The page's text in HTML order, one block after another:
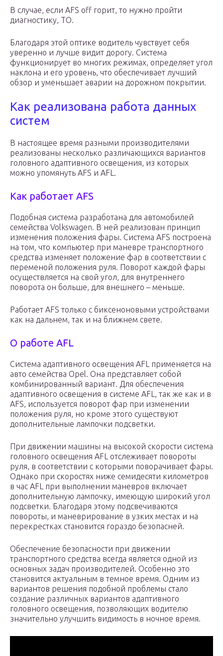
В случае, если АFS off горит, то нужно пройти
диагностику, ТО.
Благодаря этой оптике водитель чувствует себя
уверенно и лучше видит дорогу. Система
функционирует во многих режимах, определяет угол
наклона и его уровень, что обеспечивает лучший
обзор и уменьшает аварии на дорожном покрытии.
Как реализована работа данных
систем
В настоящее время разными производителями
реализованы несколько различающихся вариантов
головного адаптивного освещения, из которых
можно упомянуть AFS и AFL.
Как работает AFS
Подобная система разработана для автомобилей
семейства Volkswagen. В ней реализован принцип
изменения положения фары. Система AFS построена
на том, что компьютер при маневре транспортного
средства изменяет положение фар в соответствии с
переменой положения руля. Поворот каждой фары
осуществляется на свой угол, для внутреннего
поворота он больше, для внешнего – меньше.
Работает AFS только с биксеноновыми устройствами
как на дальнем, так и на ближнем свете.
О работе AFL
Система адаптивного освещения AFL применяется на
авто семейства Opel. Она представляет собой
комбинированный вариант. Для обеспечения
адаптивного освещения в системе AFL, так же как и в
AFS, используется поворот фар при изменении
положения руля, но кроме этого существуют
дополнительные лампочки подсветки.
При движении машины на высокой скорости система
головного освещения AFL отслеживает повороты
руля, в соответствии с которыми поворачивает фары.
Однако при скоростях ниже семидесяти километров
в час AFL при выполнении маневров включает
дополнительную лампочку, имеющую широкий угол
подсветки. Благодаря этому подсвечиваются
повороты, и маневрирование в узких местах и на
перекрестках становится гораздо безопасней.
Обеспечение безопасности при движении
транспортного средства всегда является одной из
основных задач производителей. Особенно это
становится актуальным в темное время. Одним из
вариантов решения подобной проблемы стало
создание различных вариантов адаптивного
головного освещения, позволяющих водителю
значительно улучшить видимость в ночное время.